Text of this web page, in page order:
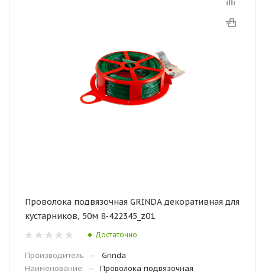
Проволока подвязочная GRINDA декоративная для
кустарников, 50м 8-422345_z01
Достаточно
Производитель —
Grinda
Наименование
—
Проволока подвязочная